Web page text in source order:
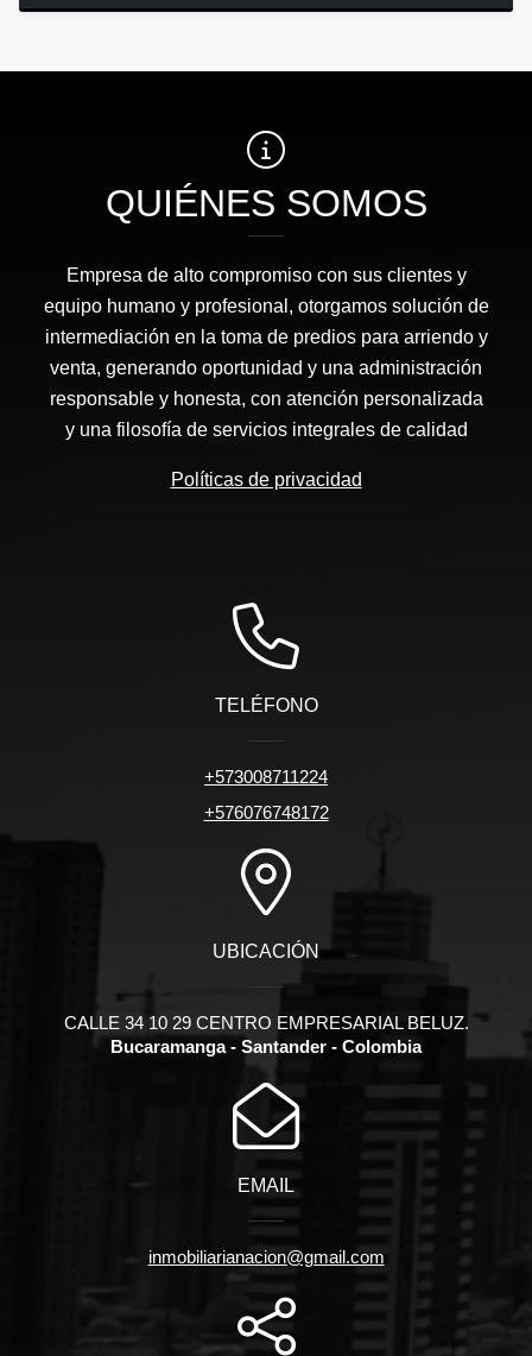
QUIÉNES SOMOS
Empresa de alto compromiso con sus clientes y
equipo humano y profesional, otorgamos solución de
intermediación en la toma de predios para arriendo y
venta, generando oportunidad y una administración
responsable y honesta, con atención personalizada
y una filosofía de servicios integrales de calidad
Políticas de privacidad
TELÉFONO
+573008711224
+576076748172
UBICACIÓN
CALLE 34 10 29 CENTRO EMPRESARIAL BELUZ.
Bucaramanga - Santander - Colombia
EMAIL
inmobiliarianacion@gmail.com